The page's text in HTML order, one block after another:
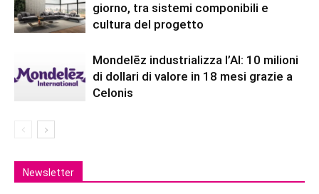
giorno, tra sistemi componibili e
cultura del progetto
Mondelēz industrializza l’AI: 10 milioni
di dollari di valore in 18 mesi grazie a
Celonis
Newsletter